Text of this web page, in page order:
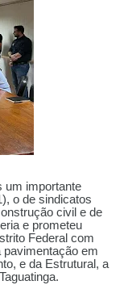
um importante
o de sindicatos
civil e de
e prometeu
Federal com
pavimentação em
e da Estrutural, a